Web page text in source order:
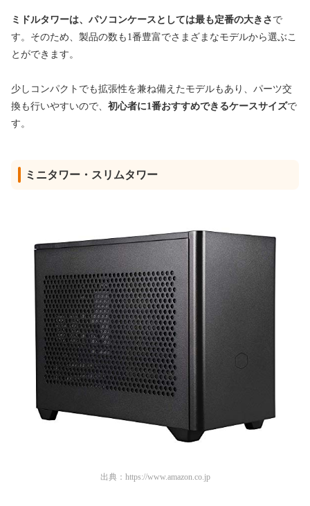
ミドルタワーは、パソコンケースとしては最も定番の大きさ で
す。 そのため、製品の数も1番豊富でさまざまなモデルから選ぶこ
とができます。
少しコンパクトでも拡張性を兼ね備えたモデルもあり、パーツ交
換も行いやすいので、 初心者に1番おすすめできるケースサイズで
す。
ミニタワー・スリムタワー
出典： https://www.amazon.co.jp